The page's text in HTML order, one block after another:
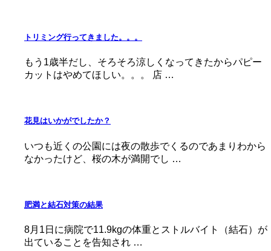
トリミング行ってきました。。。
もう1歳半だし、そろそろ涼しくなってきたからパピー
カットはやめてほしい。。。 店 …
花見はいかがでしたか？
いつも近くの公園には夜の散歩でくるのであまりわから
なかったけど、桜の木が満開でし …
肥満と結石対策の結果
8月1日に病院で11.9kgの体重とストルバイト（結石）が
出ていることを告知され …